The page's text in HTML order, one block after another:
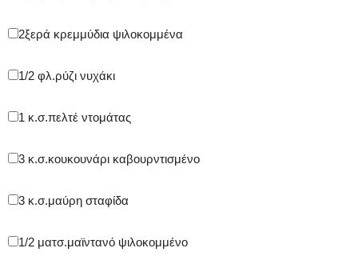
2ξερά κρεμμύδια ψιλοκομμένα
1/2 φλ.ρύζι νυχάκι
1 κ.σ.πελτέ ντομάτας
3 κ.σ.κουκουνάρι καβουρντισμένο
3 κ.σ.μαύρη σταφίδα
1/2 ματσ.μαϊντανό ψιλοκομμένο